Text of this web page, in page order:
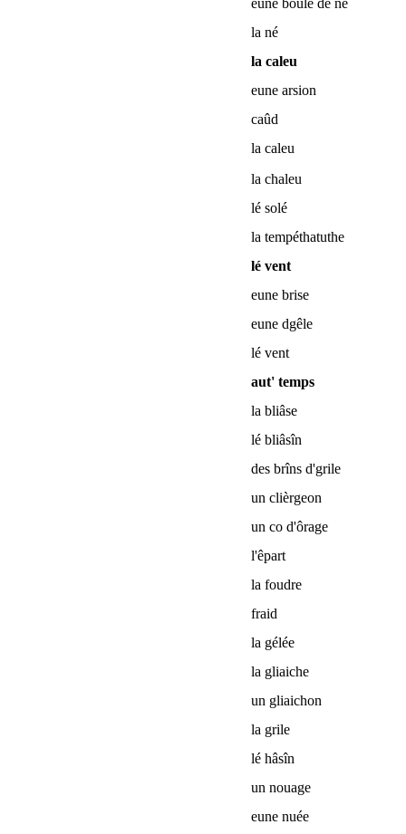
la né
la caleu
eune arsion
caûd
la caleu
la chaleu
lé solé
la tempéthatuthe
lé vent
eune brise
eune dgêle
lé vent
aut' temps
la bliâse
lé bliâsîn
des brîns d'grile
un clièrgeon
un co d'ôrage
l'êpart
la foudre
fraid
la gélée
la gliaiche
un gliaichon
la grile
lé hâsîn
un nouage
eune nuée